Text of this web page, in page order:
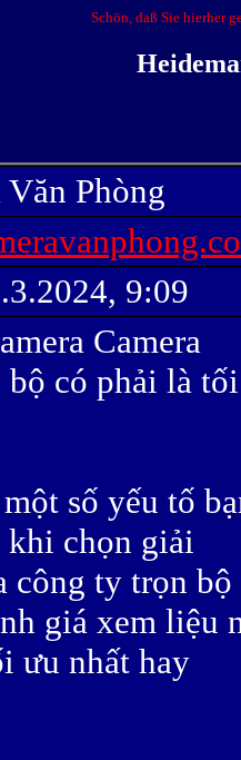
Schön, daß Sie hierher
Phòng
9:09
Camera
có phải là tối
số yếu tố
khi chọn giải
công ty trọn bộ
giá xem liệu
ưu nhất hay